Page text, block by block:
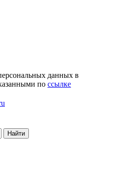
данных в
по ссылке